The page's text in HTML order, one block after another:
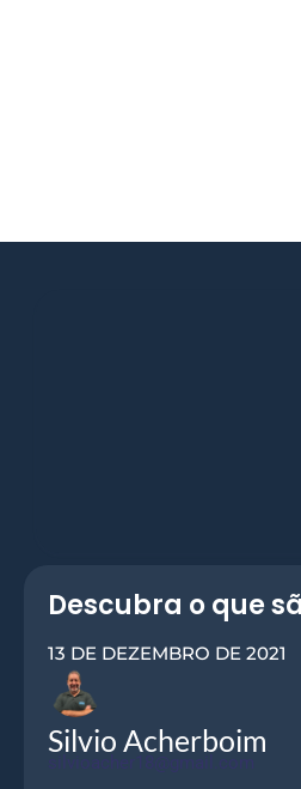
Descubra o que
13 DE DEZEMBRO DE 2021
Silvio Acherboim